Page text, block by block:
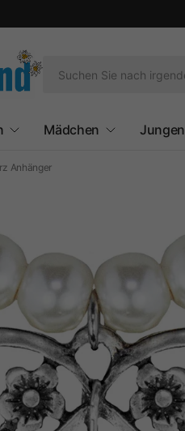
Mädchen Jungen
Anhänger